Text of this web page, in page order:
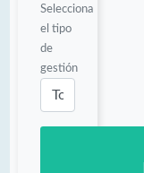
Selecciona
el tipo
de
gestión